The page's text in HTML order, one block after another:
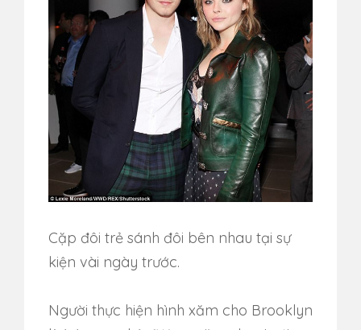
Cặp đôi trẻ sánh đôi bên nhau tại sự
kiện vài ngày trước.
Người thực hiện hình xăm cho Brooklyn